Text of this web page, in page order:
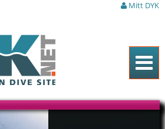
Mitt DYK